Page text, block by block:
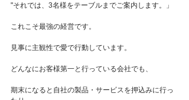
"それでは、3名様をテーブルまでご案内します。」
これこそ最強の経営です。
見事に主観性で愛で行動しています。
どんなにお客様第一と行っている会社でも、
期末になると自社の製品・サービスを押込みに行っ